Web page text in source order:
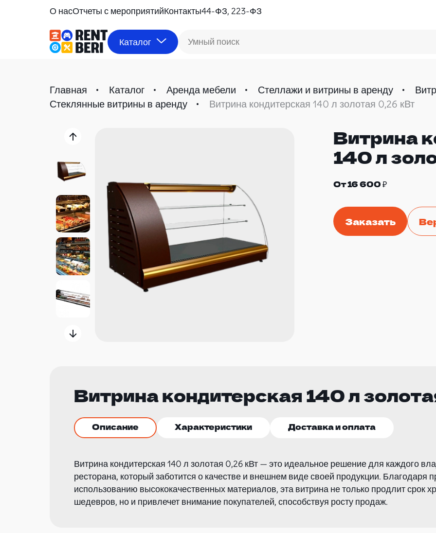
О насОтчеты с мероприятийКонтакты44-ФЗ, 223-ФЗ
Каталог Умный поиск
Главная Каталог Аренда мебели Стеллажи и витрины в аренду
Стеклянные витрины в аренду
Витрина кондитерская 140 л золотая 0,26 кВт
Витрина
140 л
От 16 600 ₽
Заказать
Витрина кондитерская 140 л
Описание Характеристики Доставка и оплата
Витрина кондитерская 140 л золотая 0,26 кВт — это идеальное решение для каждого
ресторана, который заботится о качестве и внешнем виде своей продукции. Благодаря
использованию высококачественных материалов, эта витрина не только продлит срок
шедевров, но и привлечет внимание покупателей, способствуя росту продаж.